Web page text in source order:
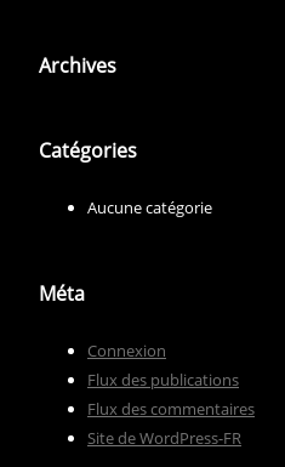
Archives
Catégories
Aucune catégorie
Méta
Connexion
Flux des publications
Flux des commentaires
Site de WordPress-FR